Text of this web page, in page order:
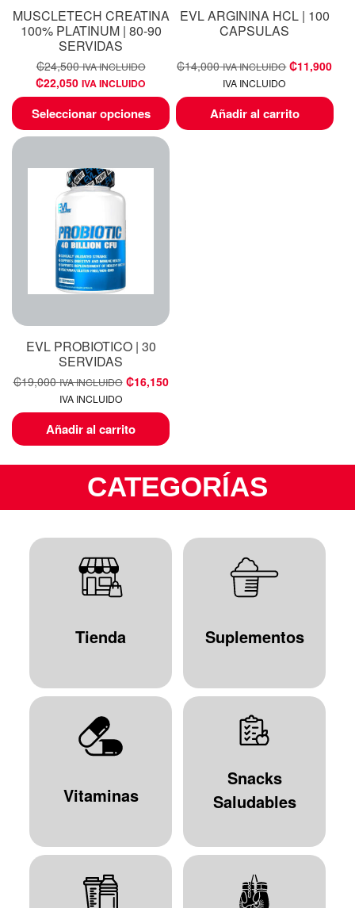
MUSCLETECH CREATINA
100% PLATINUM | 80-90
SERVIDAS
₡24,500 IVA INCLUIDO
₡22,050 IVA INCLUIDO
Seleccionar opciones
EVL ARGININA HCL | 100
CAPSULAS
₡14,000 IVA INCLUIDO ₡11,900
IVA INCLUIDO
Añadir al carrito
EVL PROBIOTICO | 30
SERVIDAS
₡19,000 IVA INCLUIDO ₡16,150
IVA INCLUIDO
Añadir al carrito
CATEGORÍAS
Tienda Suplementos
Vitaminas
Snacks
Saludables